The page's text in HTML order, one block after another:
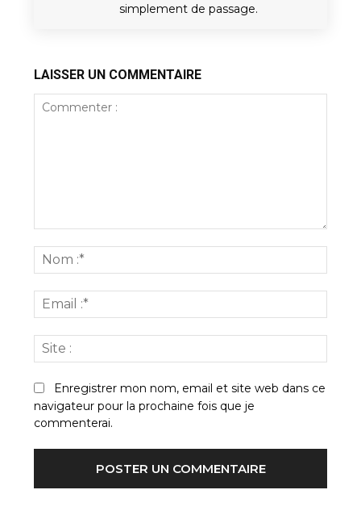
simplement de passage.
LAISSER UN COMMENTAIRE
Enregistrer mon nom, email et site web dans ce
navigateur pour la prochaine fois que je
commenterai.